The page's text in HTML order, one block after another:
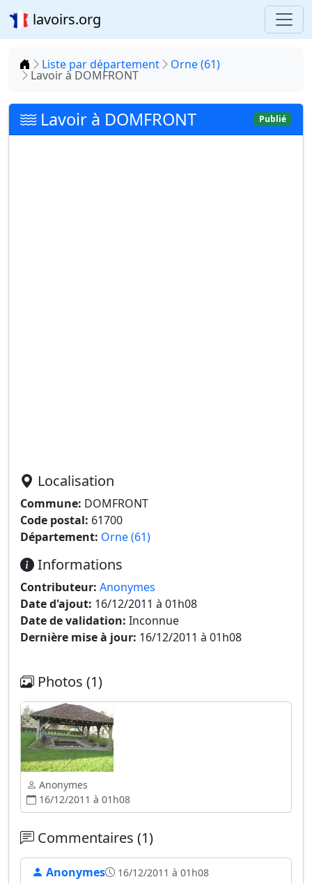
lavoirs.org
Accueil
Liste par département Orne (61)
Lavoir à DOMFRONT
Lavoir à DOMFRONT Publié
Localisation
Commune: DOMFRONT
Code postal: 61700
Département: Orne (61)
Informations
Contributeur: Anonymes
Date d'ajout: 16/12/2011 à 01h08
Date de validation: Inconnue
Dernière mise à jour: 16/12/2011 à 01h08
Photos (1)
Anonymes
16/12/2011 à 01h08
Commentaires (1)
Anonymes 16/12/2011 à 01h08